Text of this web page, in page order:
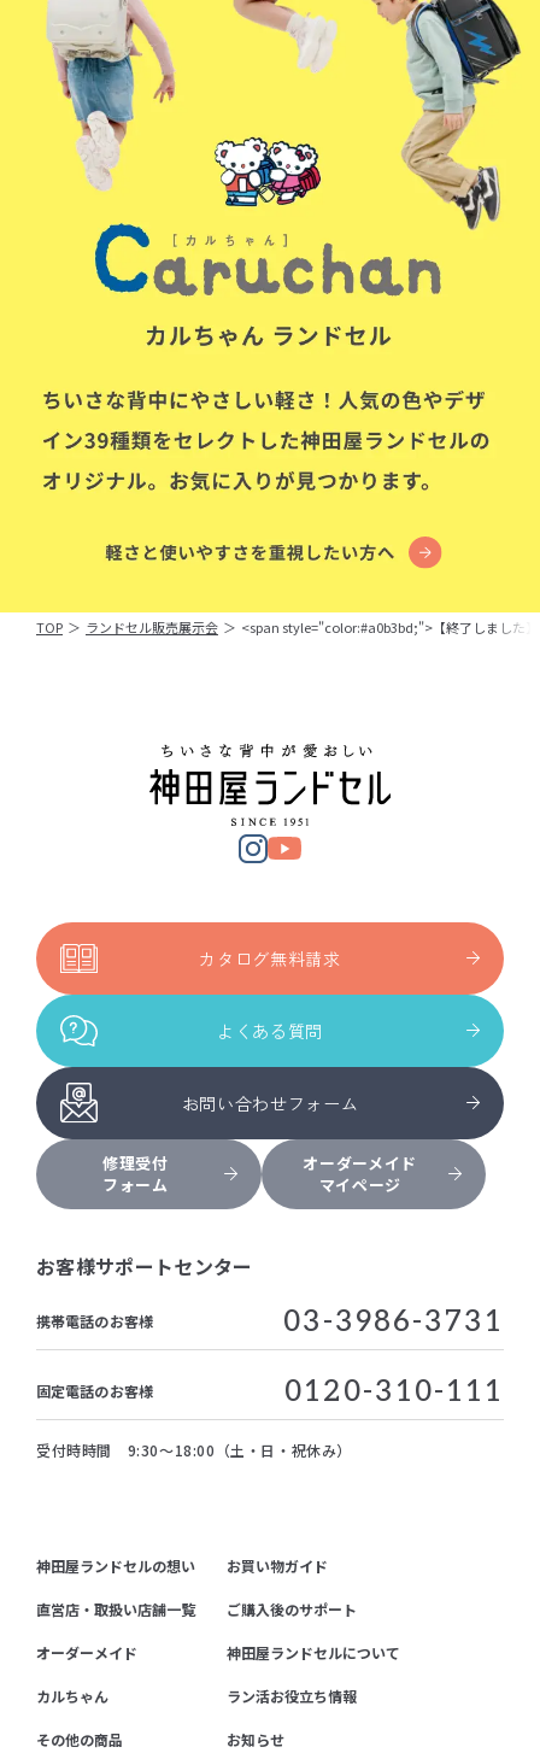
TOP ＞ ランドセル販売展示会 ＞ <span style="color:#a0b3bd;">【終了しました
カタログ無料請求
よくある質問
お問い合わせフォーム
修理受付
フォーム
オーダーメイド
マイページ
お客様サポートセンター
携帯電話のお客様 03-3986-3731
固定電話のお客様 0120-310-111
受付時時間 9:30～18:00（土・日・祝休み）
神田屋ランドセルの想い
直営店・取扱い店舗一覧
オーダーメイド
カルちゃん
その他の商品
お買い物ガイド
ご購入後のサポート
神田屋ランドセルについて
ラン活お役立ち情報
お知らせ